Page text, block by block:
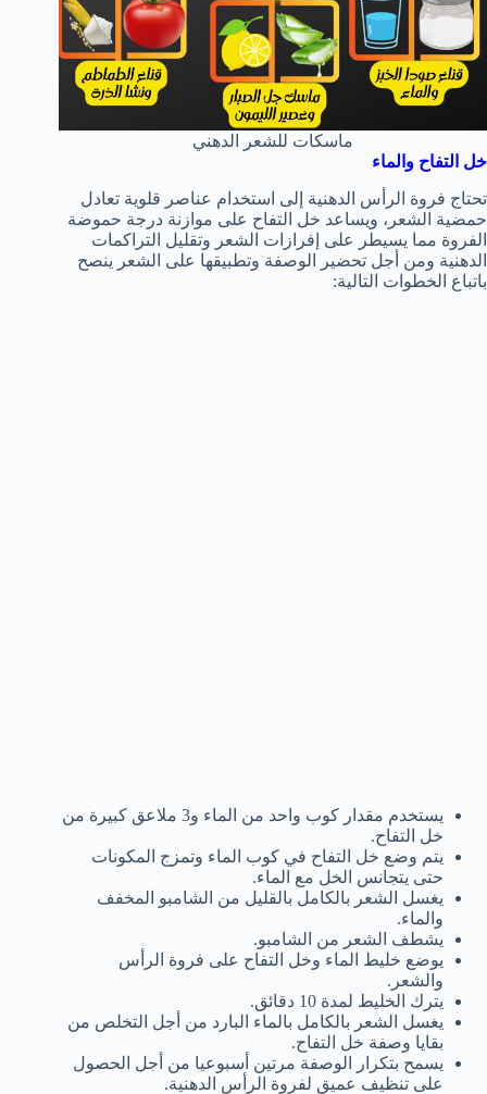
ماسكات للشعر الدهني
خل التفاح والماء
تحتاج فروة الرأس الدهنية إلى استخدام عناصر قلوية تعادل
حمضية الشعر، ويساعد خل التفاح على موازنة درجة حموضة
الفروة مما يسيطر على إفرازات الشعر وتقليل التراكمات
الدهنية ومن أجل تحضير الوصفة وتطبيقها على الشعر ينصح
باتباع الخطوات التالية:
يستخدم مقدار كوب واحد من الماء و3 ملاعق كبيرة من
خل التفاح.
يتم وضع خل التفاح في كوب الماء وتمزج المكونات
حتى يتجانس الخل مع الماء.
يغسل الشعر بالكامل بالقليل من الشامبو المخفف
والماء.
يشطف الشعر من الشامبو.
يوضع خليط الماء وخل التفاح على فروة الرأس
والشعر.
يترك الخليط لمدة 10 دقائق.
يغسل الشعر بالكامل بالماء البارد من أجل التخلص من
بقايا وصفة خل التفاح.
يسمح بتكرار الوصفة مرتين أسبوعيا من أجل الحصول
على تنظيف عميق لفروة الرأس الدهنية.